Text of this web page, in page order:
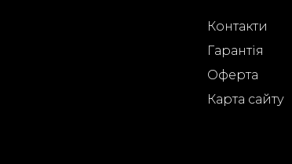
Контакти
Гарантія
Оферта
Карта сайту